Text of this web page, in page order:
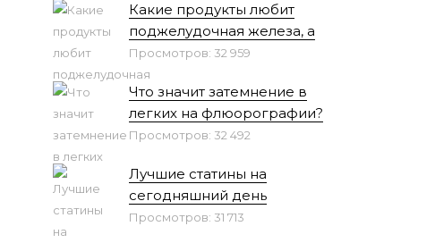
Какие продукты любит
поджелудочная железа, а
Просмотров: 32 959
Что значит затемнение в
легких на флюорографии?
Просмотров: 32 492
Лучшие статины на
сегодняшний день
Просмотров: 31 713